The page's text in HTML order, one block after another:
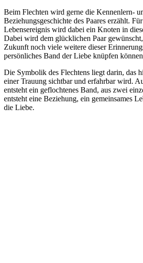
Beim Flechten wird gerne die Kennenlern-
Beziehungsgeschichte des Paares erzählt.
Lebensereignis wird dabei ein Knoten in
Dabei wird dem glücklichen Paar
Zukunft noch viele weitere dieser
persönliches Band der Liebe knüpfen
Die Symbolik des Flechtens liegt darin, das
einer Trauung sichtbar und erfahrbar wird.
entsteht ein geflochtenes Band, aus zwei
entsteht eine Beziehung, ein gemeinsames
die Liebe.